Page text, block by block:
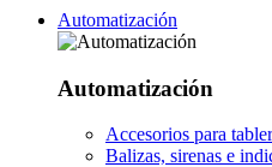
Automatización
Automatización
Accesorios para
Balizas, sirenas e